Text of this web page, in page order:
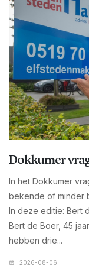
Dokkumer
In het Dokkumer
bekende of minder
In deze editie: Bert
Bert de Boer, 45
hebben drie...
2026-08-06